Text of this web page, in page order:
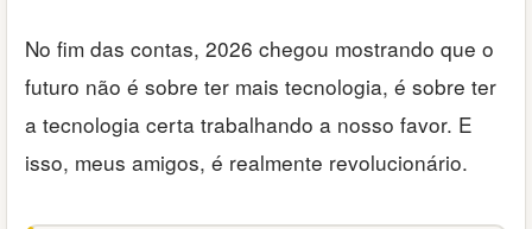
No fim das contas, 2026 chegou mostrando que o
futuro não é sobre ter mais tecnologia, é sobre ter
a tecnologia certa trabalhando a nosso favor. E
isso, meus amigos, é realmente revolucionário.